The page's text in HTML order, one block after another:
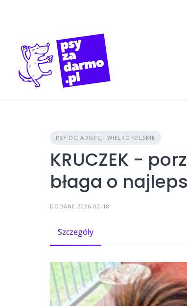
PSY DO ADOPCJI WIELKOPOLSKIE
KRUCZEK -
błaga o
DODANE 2026-02-18
Szczegóły